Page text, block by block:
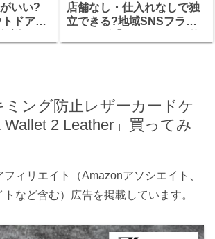
いい?
ドア、
店舗なし・仕入れなしで独
立できる?地域SNSフラン
ミング防止レザーカードケ
Wallet 2 Leather」買ってみ
ィリエイト（Amazonアソシエイト、
など含む）広告を掲載しています。